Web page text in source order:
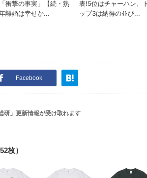
Facebook
研」更新情報が受け取れます
枚）